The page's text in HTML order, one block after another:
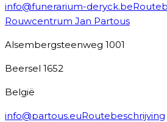
info@funerarium-deryck.be
Rouwcentrum Jan Partous
Alsembergsteenweg 1001
Beersel 1652
België
info@partous.euRoutebeschrijving